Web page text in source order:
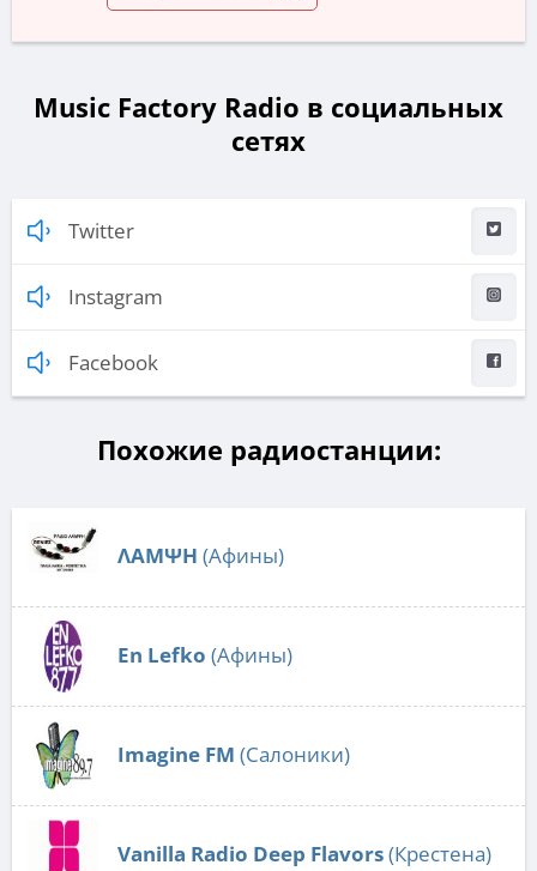
Music Factory Radio в социальных
сетях
Twitter
Instagram
Facebook
Похожие радиостанции:
ΛΑΜΨΗ (Афины)
En Lefko (Афины)
Imagine FM (Салоники)
Vanilla Radio Deep Flavors(Крестена)